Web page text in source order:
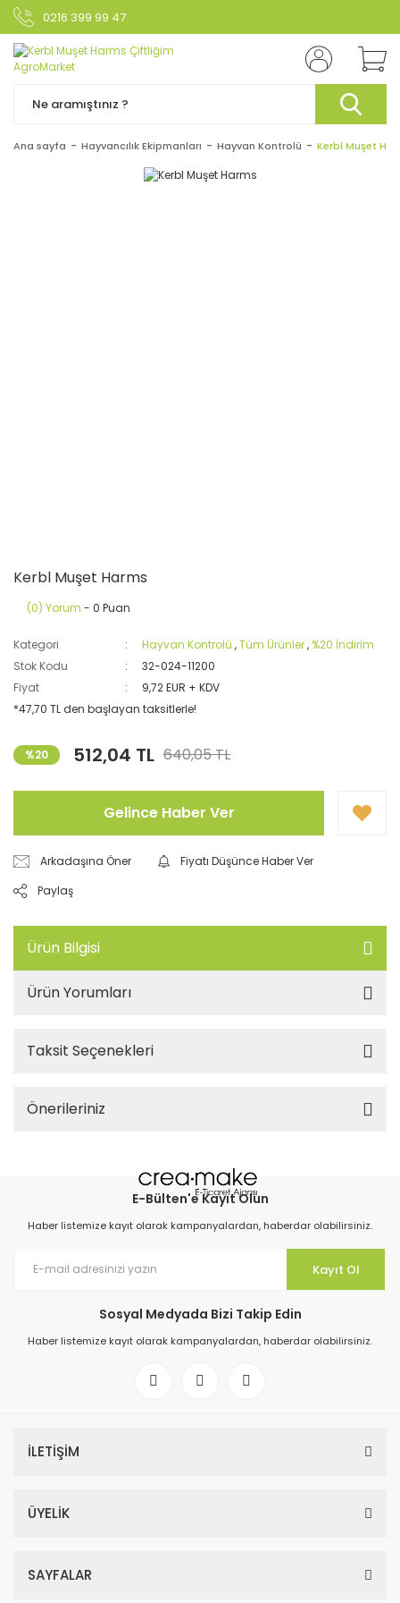
0216 399 99 47
Ana sayfa Hayvancılık Ekipmanları Hayvan Kontrolü Kerbl Muşet
Kerbl Muşet Harms
(0) Yorum - 0 Puan
Kategori Hayvan Kontrolü ,Tüm Ürünler, %20 İndirim
Stok Kodu
32-024-11200
Fiyat
9,72 EUR + KDV
*47,70 TL den başlayan taksitlerle!
%20 512,04 TL 640,05 TL
Gelince Haber Ver
Arkadaşına Öner
Fiyatı Düşünce Haber Ver
Paylaş
Ürün Bilgisi
Ürün Yorumları
Taksit Seçenekleri
Önerileriniz
E-Bülten'e Kayıt Olun
Haber listemize kayıt olarak kampanyalardan, haberdar olabilirsiniz.
Kayıt Ol
Sosyal Medyada Bizi Takip Edin
Haber listemize kayıt olarak kampanyalardan, haberdar olabilirsiniz.
İLETİŞİM
ÜYELİK
SAYFALAR